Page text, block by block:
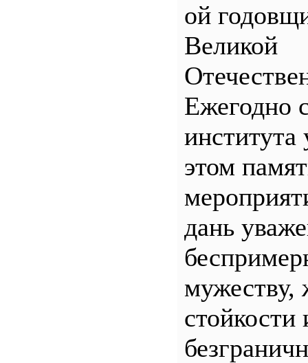
ой
Великой
Ежегодно
института
этом
дань
мужеству,
стойкости